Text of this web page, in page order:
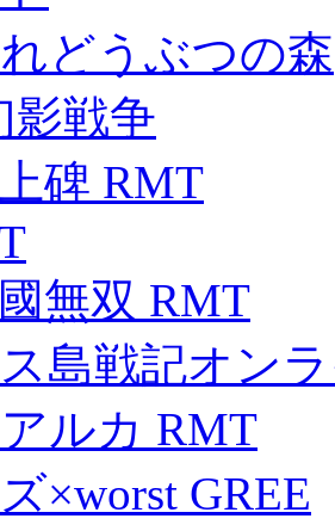
どうぶつの森
影戦争
碑 RMT
無双 RMT
島戦記オン
ルカ RMT
×worst GREE